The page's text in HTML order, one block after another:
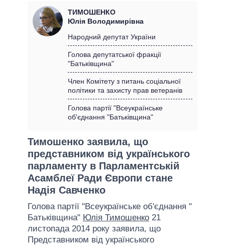
СТАТТІ
ДУМКИ
ОГЛЯДИ
ДАЙДЖЕСТИ
СВІТ
УСІ ПОЛІТИКИ
ПРЕЗИДЕНТ І ОФІС
КАБІНЕТ МІНІСТРІВ
ГОЛОВИ ОБЛАДМІНІСТРАЦІЙ
МЕРИ МІСТ
ВСІ ПЕРСОНИ
ІНФОГРАФІКА
ВІДЕО
ПІДТРИМАТИ
ПОРІВНЯННЯ ПОЛІТИКІВ
ТИМОШЕНКО
Юлія Володимирівна
Народний депутат України
Голова депутатської фракції
"Батьківщина"
Член Комітету з питань соціальної
політики та захисту прав ветеранів
Голова партії "Всеукраїнське
об'єднання "Батьківщина"
Тимошенко заявила, що
представником від українського
парламенту в Парламентській
Асамблеї Ради Європи стане
Надія Савченко
Голова партії "Всеукраїнське об'єднання "
Батьківщина" Юлія Тимошенко 21
листопада 2014 року заявила, що
Представником від українського